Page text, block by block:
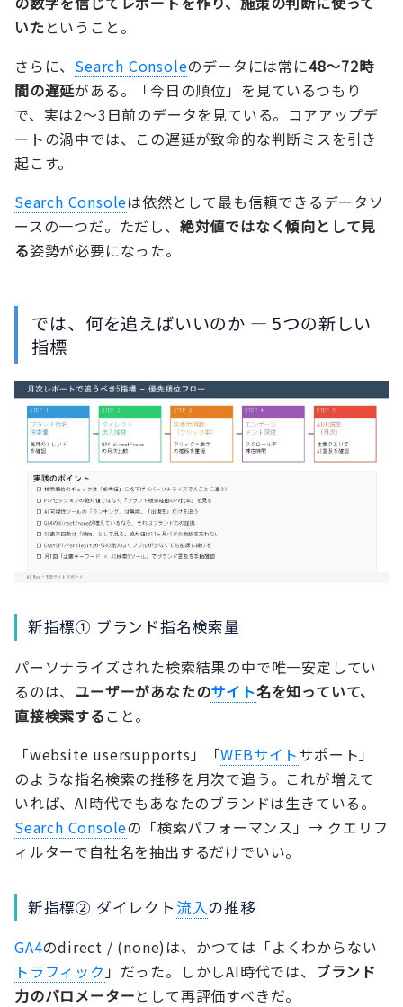
いたということ。
さらに、 Search Consoleのデータには常に48〜72時
間の遅延がある。「今日の順位」を見ているつもり
で、実は2〜3日前のデータを見ている。コアアップデ
ートの渦中では、この遅延が致命的な判断ミスを引き
起こす。
Search Consoleは依然として最も信頼できるデータソ
ースの一つだ。ただし、 絶対値ではなく傾向として見
る姿勢が必要になった。
では、何を追えばいいのか — 5つの新しい
指標
新指標① ブランド指名検索量
パーソナライズされた検索結果の中で唯一安定してい
るのは、 ユーザーがあなたのサイト名を知っていて、
直接検索する こと。
「website usersupports」「WEBサイトサポート」
のような指名検索の推移を月次で追う。これが増えて
いれば、AI時代でもあなたのブランドは生きている。
Search Consoleの「検索パフォーマンス」→ クエリフ
ィルターで自社名を抽出するだけでいい。
新指標② ダイレクト 流入の推移
GA4のdirect / (none)は、かつては「よくわからない
トラフィック」だった。しかしAI時代では、 ブランド
力のバロメーターとして再評価すべきだ。